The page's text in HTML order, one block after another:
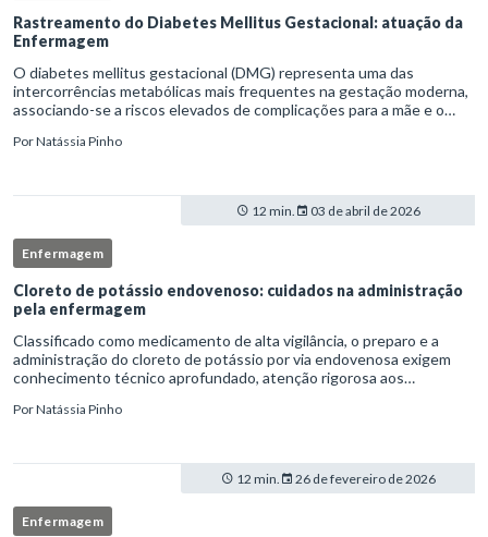
Rastreamento do Diabetes Mellitus Gestacional: atuação da
Enfermagem
O diabetes mellitus gestacional (DMG) representa uma das
intercorrências metabólicas mais frequentes na gestação moderna,
associando-se a riscos elevados de complicações para a mãe e o
enferm
PorNatássia Pinho
12 min. 03 de abril de 2026
Enfermagem
Cloreto de potássio endovenoso: cuidados na administração
pela enfermagem
Classificado como medicamento de alta vigilância, o preparo e a
administração do cloreto de potássio por via endovenosa exigem
conhecimento técnico aprofundado, atenção rigorosa aos
enfermag
PorNatássia Pinho
12 min. 26 de fevereiro de 2026
Enfermagem